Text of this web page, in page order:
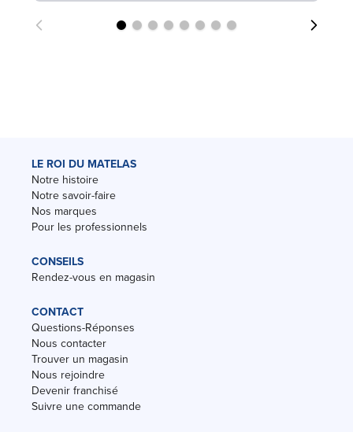
LE ROI DU MATELAS
Notre histoire
Notre savoir-faire
Nos marques
Pour les professionnels
CONSEILS
Rendez-vous en magasin
CONTACT
Questions-Réponses
Nous contacter
Trouver un magasin
Nous rejoindre
Devenir franchisé
Suivre une commande